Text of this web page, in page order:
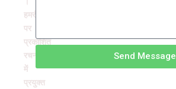
हमरंग
पर
प्रकाशित
रचनाओं
में
प्रयुक्त
Send Message